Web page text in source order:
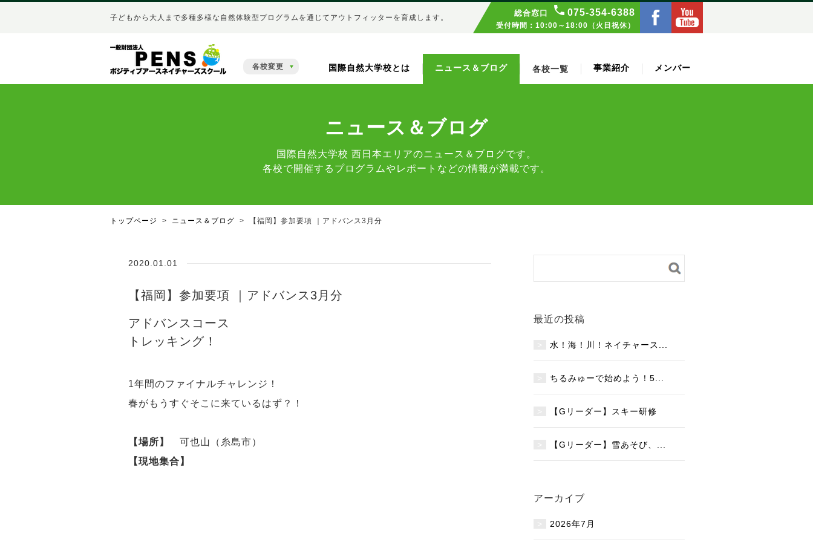
子どもから大人まで多種多様な自然体験型プログラムを通じてアウトフィッターを育成します。 総合窓口 075‑354‑6388
受付時間：10:00～18:00（火日祝休）
各校変更 国際自然大学校とは ニュース＆ブログ 各校一覧 事業紹介 メンバー
ニュース＆ブログ
国際自然大学校 西日本エリアのニュース＆ブログです。
各校で開催するプログラムやレポートなどの情報が満載です。
トップページ ニュース＆ブログ 【福岡】参加要項 ｜アドバンス3月分
2020.01.01
【福岡】参加要項 ｜アドバンス3月分
アドバンスコース
トレッキング！
1年間のファイナルチャレンジ！
春がもうすぐそこに来ているはず？！
【場所】
可也山（糸島市）
【現地集合】
最近の投稿
水！海！川！ネイチャース...
ちるみゅーで始めよう！5...
【Gリーダー】スキー研修
【Gリーダー】雪あそび、...
アーカイブ
2026年7月